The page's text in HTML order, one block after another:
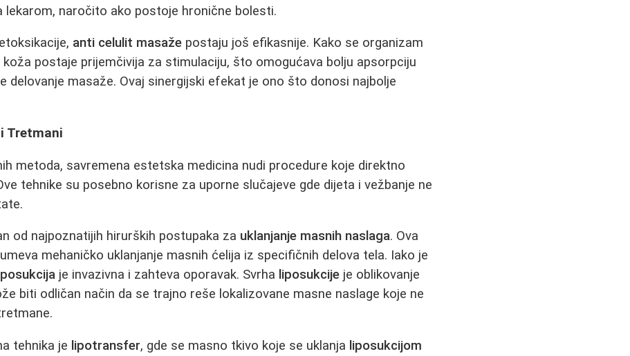
lekarom, naročito ako postoje hronične bolesti.
anti celulit masaže postaju još efikasnije. Kako se organizam
postaje prijemčivija za stimulaciju, što omogućava bolju apsorpciju
delovanje masaže. Ovaj sinergijski efekat je ono što donosi najbolje
Tretmani
metoda, savremena estetska medicina nudi procedure koje direktno
tehnike su posebno korisne za uporne slučajeve gde dijeta i vežbanje ne
od najpoznatijih hirurških postupaka za uklanjanje masnih naslaga. Ova
mehaničko uklanjanje masnih ćelija iz specifičnih delova tela. Iako je
je invazivna i zahteva oporavak. Svrha liposukcije je oblikovanje
biti odličan način da se trajno reše lokalizovane masne naslage koje ne
tehnika je lipotransfer, gde se masno tkivo koje se uklanja liposukcijom